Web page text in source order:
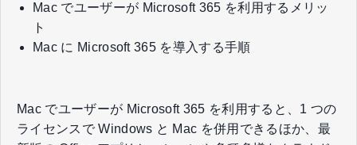
Mac でユーザーが Microsoft 365 を利用するメリッ
ト
Mac に Microsoft 365 を導入する手順
Mac でユーザーが Microsoft 365 を利用すると、1 つの
ライセンスで Windows と Mac を併用できるほか、最